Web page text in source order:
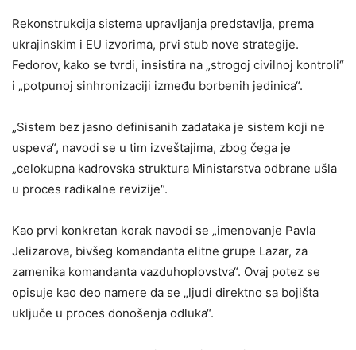
Rekonstrukcija sistema upravljanja predstavlja, prema
ukrajinskim i EU izvorima, prvi stub nove strategije.
Fedorov, kako se tvrdi, insistira na „strogoj civilnoj kontroli“
i „potpunoj sinhronizaciji između borbenih jedinica“.
„Sistem bez jasno definisanih zadataka je sistem koji ne
uspeva“, navodi se u tim izveštajima, zbog čega je
„celokupna kadrovska struktura Ministarstva odbrane ušla
u proces radikalne revizije“.
Kao prvi konkretan korak navodi se „imenovanje Pavla
Jelizarova, bivšeg komandanta elitne grupe Lazar, za
zamenika komandanta vazduhoplovstva“. Ovaj potez se
opisuje kao deo namere da se „ljudi direktno sa bojišta
uključe u proces donošenja odluka“.